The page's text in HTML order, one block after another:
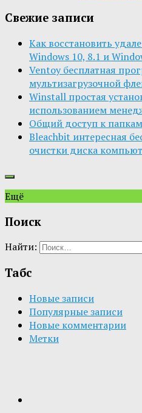
Свежие записи
Как восстановить
Windows 10, 8.1 и
Ventoy бесплатная
мультизагрузочной
Winstall простая
использованием
Общий доступ к
Bleachbit интересная
очистки диска
Ещё
Поиск
Найти:
Табс
Новые записи
Популярные записи
Новые комментарии
Метки